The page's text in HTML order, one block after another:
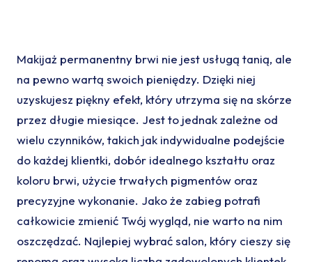
Makijaż permanentny brwi nie jest usługą tanią, ale
na pewno wartą swoich pieniędzy. Dzięki niej
uzyskujesz piękny efekt, który utrzyma się na skórze
przez długie miesiące. Jest to jednak zależne od
wielu czynników, takich jak indywidualne podejście
do każdej klientki, dobór idealnego kształtu oraz
koloru brwi, użycie trwałych pigmentów oraz
precyzyjne wykonanie. Jako że zabieg potrafi
całkowicie zmienić Twój wygląd, nie warto na nim
oszczędzać. Najlepiej wybrać salon, który cieszy się